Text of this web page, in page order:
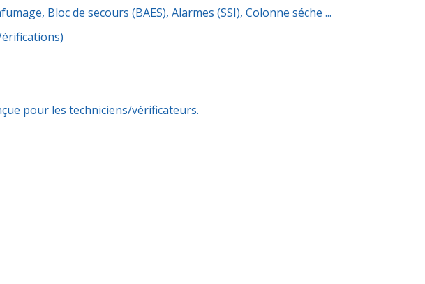
Bloc de secours (BAES), Alarmes (SSI), Colonne séche ...
conçue pour les techniciens/vérificateurs.